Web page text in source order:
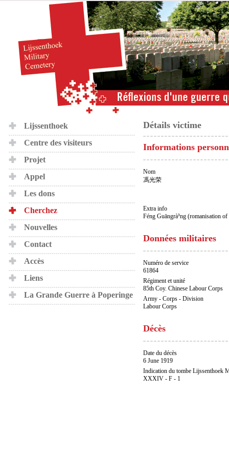
Lijssenthoek
Centre des visiteurs
Projet
Appel
Les dons
Cherchez
Nouvelles
Contact
Accès
Liens
La Grande Guerre à Poperinge
Détails victime
Informations
Nom
馮光荣
Extra info
Féng Guāngrà³ng (romanisation of
Données militaires
Numéro de service
61864
Régiment et unité
85th Coy. Chinese Labour Corps
Army - Corps - Division
Labour Corps
Décès
Date du décès
6 June 1919
Indication du tombe Lijssenthoek
XXXIV - F - 1